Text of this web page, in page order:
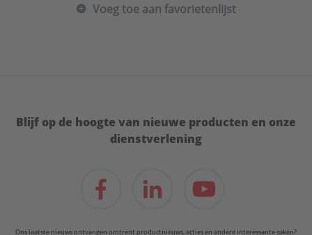
Voeg toe aan favorietenlijst
Blijf op de hoogte van nieuwe producten en onze
dienstverlening
Ons laatste nieuws ontvangen omtrent productnieuws, acties en andere interessante zaken?